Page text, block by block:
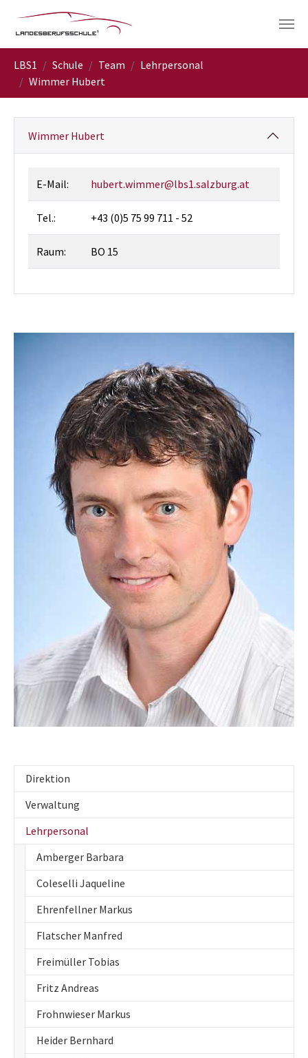
LBS1 Schule Team
Lehrpersonal
Wimmer Hubert
Wimmer Hubert
E-Mail: hubert.wimmer@lbs1.salzburg.at
Tel.: +43 (0)5 75 99 711 - 52
Raum: BO 15
Direktion
Verwaltung
Lehrpersonal
Amberger Barbara
Coleselli Jaqueline
Ehrenfellner Markus
Flatscher Manfred
Freimüller Tobias
Fritz Andreas
Frohnwieser Markus
Heider Bernhard